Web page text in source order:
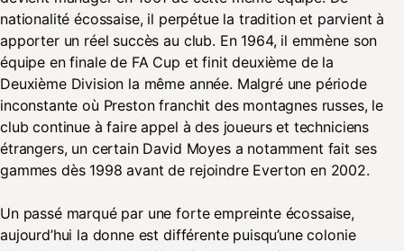
nationalité écossaise, il perpétue la tradition et parvient à
apporter un réel succès au club. En 1964, il emmène son
équipe en finale de FA Cup et finit deuxième de la
Deuxième Division la même année. Malgré une période
inconstante où Preston franchit des montagnes russes, le
club continue à faire appel à des joueurs et techniciens
étrangers, un certain David Moyes a notamment fait ses
gammes dès 1998 avant de rejoindre Everton en 2002.
Un passé marqué par une forte empreinte écossaise,
aujourd’hui la donne est différente puisqu’une colonie